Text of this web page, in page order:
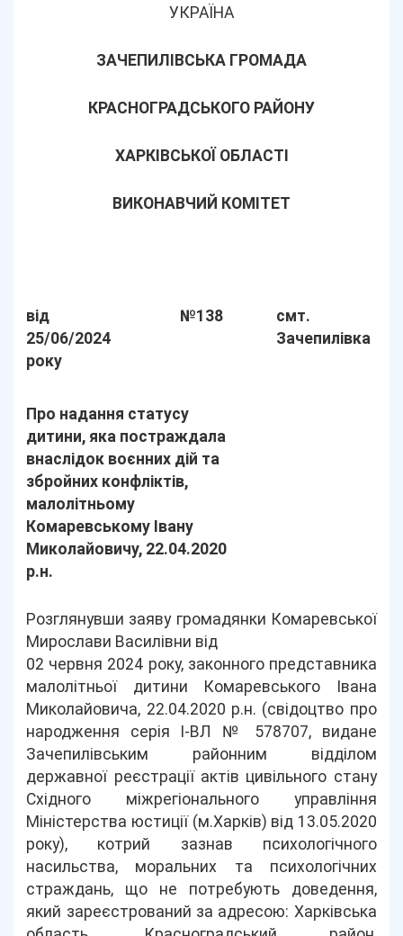
УКРАЇНА
ЗАЧЕПИЛІВСЬКА ГРОМАДА
КРАСНОГРАДСЬКОГО РАЙОНУ
ХАРКІВСЬКОЇ ОБЛАСТІ
ВИКОНАВЧИЙ КОМІТЕТ
від
25/06/2024
року
№138
смт.
Зачепилівка
Про надання статусу
дитини, яка постраждала
внаслідок воєнних дій та
збройних конфліктів,
малолітньому
Комаревському Івану
Миколайовичу, 22.04.2020
р.н.
Розглянувши заяву громадянки Комаревської
Мирослави Василівни від
02 червня 2024 року, законного представника
малолітньої дитини Комаревського Івана
Миколайовича, 22.04.2020 р.н. (свідоцтво про
народження серія І-ВЛ № 578707, видане
Зачепилівським районним відділом
державної реєстрації актів цивільного стану
Східного міжрегіонального управління
Міністерства юстиції (м.Харків) від 13.05.2020
року), котрий зазнав психологічного
насильства, моральних та психологічних
страждань, що не потребують доведення,
який зареєстрований за адресою: Харківська